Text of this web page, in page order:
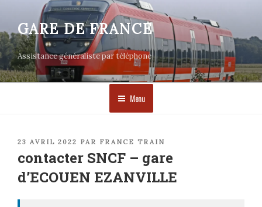
contenu
principal
GARE DE FRANCE
Assistance généraliste par téléphone
Menu
PUBLIÉ
23 AVRIL 2022 PAR FRANCE TRAIN
contacter SNCF – gare
d’ECOUEN EZANVILLE